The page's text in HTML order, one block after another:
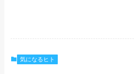
気になるヒト